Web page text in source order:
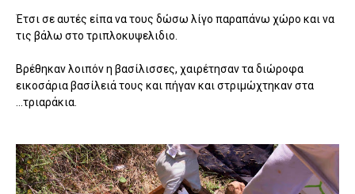
Έτσι σε αυτές είπα να τους δώσω λίγο παραπάνω χώρο και να
τις βάλω στο τριπλοκυψελιδιο.
Βρέθηκαν λοιπόν η βασίλισσες, χαιρέτησαν τα διώροφα
εικοσάρια βασίλειά τους και πήγαν και στριμώχτηκαν στα
...τριαράκια.